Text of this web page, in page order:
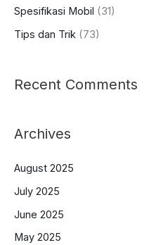
Spesifikasi Mobil (31)
Tips dan Trik (73)
Recent Comments
Archives
August 2025
July 2025
June 2025
May 2025